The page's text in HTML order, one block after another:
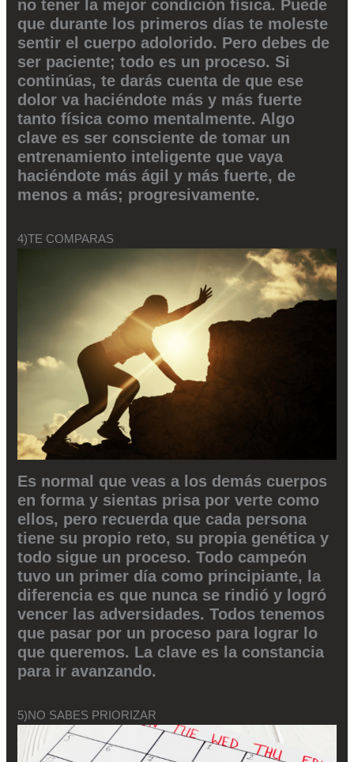
no tener la mejor condición física. Puede
que durante los primeros días te moleste
sentir el cuerpo adolorido. Pero debes de
ser paciente; todo es un proceso. Si
continúas, te darás cuenta de que ese
dolor va haciéndote más y más fuerte
tanto física como mentalmente. Algo
clave es ser consciente de tomar un
entrenamiento inteligente que vaya
haciéndote más ágil y más fuerte, de
menos a más; progresivamente.
4)TE COMPARAS
Es normal que veas a los demás cuerpos
en forma y sientas prisa por verte como
ellos, pero recuerda que cada persona
tiene su propio reto, su propia genética y
todo sigue un proceso. Todo campeón
tuvo un primer día como principiante, la
diferencia es que nunca se rindió y logró
vencer las adversidades. Todos tenemos
que pasar por un proceso para lograr lo
que queremos. La clave es la constancia
para ir avanzando.
5)NO SABES PRIORIZAR